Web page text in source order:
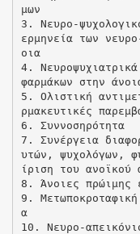
μων
3. Νευρο-
ερμηνεία των
οια
4.
φαρμάκων στην
5. Ολιστική
ρμακευτικές
6. Συννοσηρότητα
7. Συνέργεια
υτών, ψυχολόγων,
ίριση του ανοϊκού
8. Άνοιες πρώιμης
9.
α
10. Νευρο-